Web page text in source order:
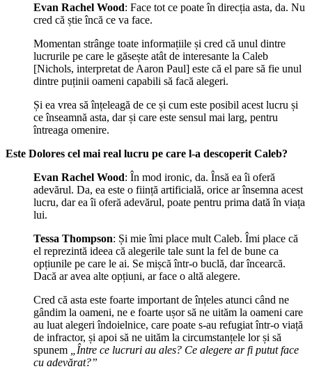
Evan Rachel Wood: Face tot ce poate în direcția asta, da. Nu
cred că știe încă ce va face.
Momentan strânge toate informațiile și cred că unul dintre
lucrurile pe care le găsește atât de interesante la Caleb
[Nichols, interpretat de Aaron Paul] este că el pare să fie unul
dintre puținii oameni capabili să facă alegeri.
Și ea vrea să înțeleagă de ce și cum este posibil acest lucru și
ce înseamnă asta, dar și care este sensul mai larg, pentru
întreaga omenire.
Este Dolores cel mai real lucru pe care l-a descoperit Caleb?
Evan Rachel Wood: În mod ironic, da. Însă ea îi oferă
adevărul. Da, ea este o ființă artificială, orice ar însemna acest
lucru, dar ea îi oferă adevărul, poate pentru prima dată în viața
lui.
Tessa Thompson: Și mie îmi place mult Caleb. Îmi place că
el reprezintă ideea că alegerile tale sunt la fel de bune ca
opțiunile pe care le ai. Se mișcă într-o buclă, dar încearcă.
Dacă ar avea alte opțiuni, ar face o altă alegere.
Cred că asta este foarte important de înțeles atunci când ne
gândim la oameni, ne e foarte ușor să ne uităm la oameni care
au luat alegeri îndoielnice, care poate s-au refugiat într-o viață
de infractor, și apoi să ne uităm la circumstanțele lor și să
spunem
„Între ce lucruri au ales? Ce alegere ar fi putut face
cu adevărat?”